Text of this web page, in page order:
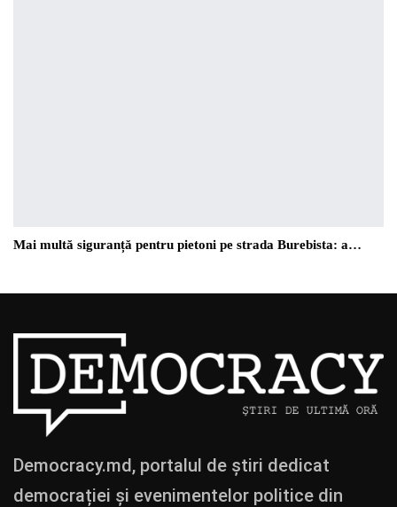
Mai multă siguranță pentru pietoni pe strada Burebista: a…
Democracy.md, portalul de știri dedicat
democrației și evenimentelor politice din